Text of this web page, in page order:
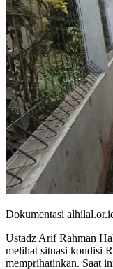
Dokumentasi
Ustadz Arif Rahman
melihat situasi kondisi
memprihatinkan. Saat